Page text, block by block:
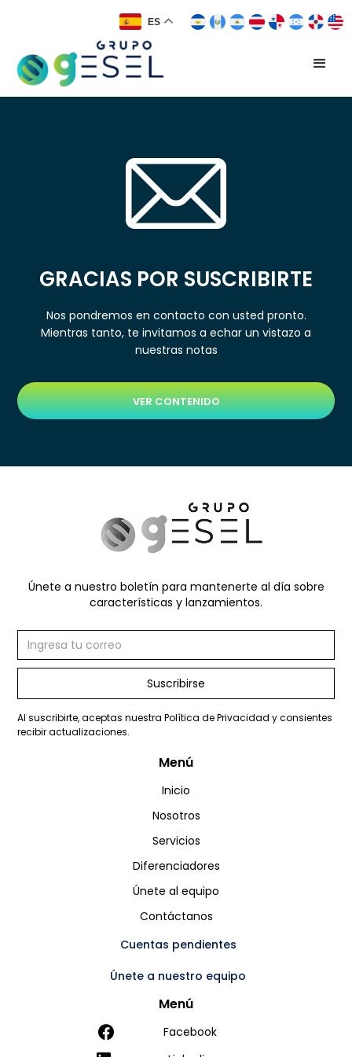
ES
GRACIAS POR SUSCRIBIRTE
Nos pondremos en contacto con usted pronto.
Mientras tanto, te invitamos a echar un vistazo a
nuestras notas
VER CONTENIDO
Únete a nuestro boletín para mantenerte al día sobre
características y lanzamientos.
Suscribirse
Al suscribirte, aceptas nuestra Política de Privacidad y consientes
recibir actualizaciones.
Menú
Inicio
Nosotros
Servicios
Diferenciadores
Únete al equipo
Contáctanos
Cuentas pendientes
Únete a nuestro equipo
Menú
Facebook